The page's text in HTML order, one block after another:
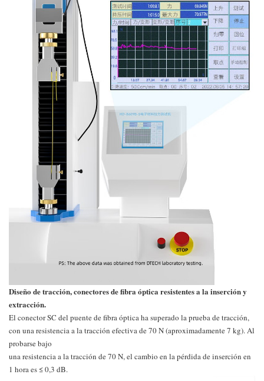
Diseño de tracción, conectores de fibra óptica resistentes a la inserción y
extracción.
El conector SC del puente de fibra óptica ha superado la prueba de tracción,
con una resistencia a la tracción efectiva de 70 N (aproximadamente 7 kg). Al
probarse bajo
una resistencia a la tracción de 70 N, el cambio en la pérdida de inserción en
1 hora es ≤ 0,3 dB.